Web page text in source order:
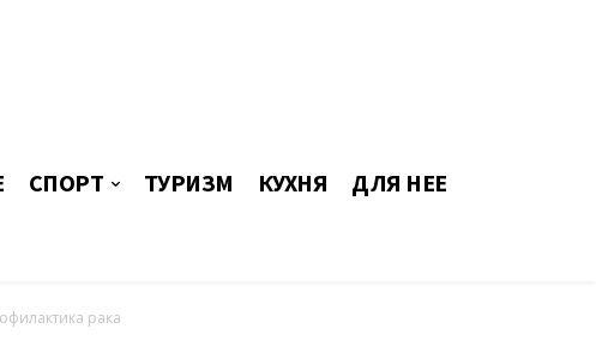
СПОРТ ТУРИЗМ КУХНЯ ДЛЯ НЕЕ
рака